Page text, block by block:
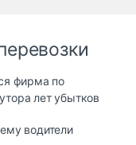
фирма по
лет убытков
водители